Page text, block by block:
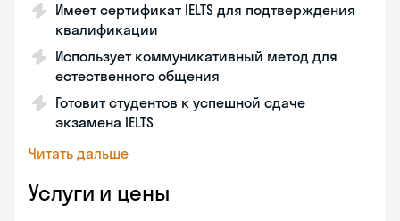
Имеет сертификат IELTS для подтверждения
квалификации
Использует коммуникативный метод для
естественного общения
Готовит студентов к успешной сдаче
экзамена IELTS
Читать дальше
Услуги и цены